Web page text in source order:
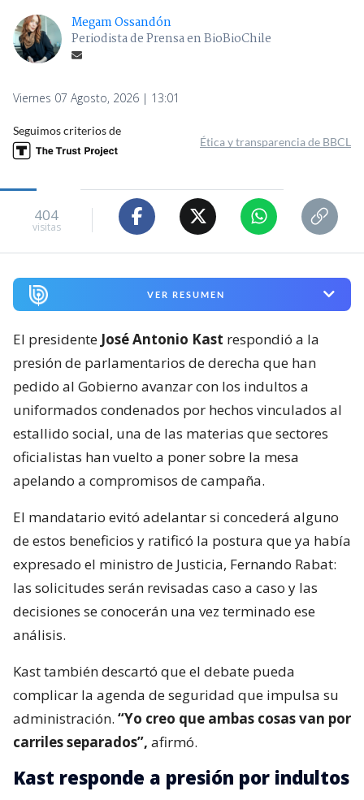
Megam Ossandón
Periodista de Prensa en BioBioChile
Viernes 07 Agosto, 2026 | 13:01
Seguimos criterios de
Ética y transparencia de BBCL
404
visitas
VER RESUMEN
El presidente José Antonio Kast respondió a la
presión de parlamentarios de derecha que han
pedido al Gobierno avanzar con los indultos a
uniformados condenados por hechos vinculados al
estallido social, una de las materias que sectores
oficialistas han vuelto a poner sobre la mesa
apelando a compromisos de campaña.
El mandatario evitó adelantar si concederá alguno
de estos beneficios y ratificó la postura que ya había
expresado el ministro de Justicia, Fernando Rabat:
las solicitudes serán revisadas caso a caso y las
decisiones se conocerán una vez terminado ese
análisis.
Kast también descartó que el debate pueda
complicar la agenda de seguridad que impulsa su
administración. “Yo creo que ambas cosas van por
carriles separados”, afirmó.
Kast responde a presión por indultos